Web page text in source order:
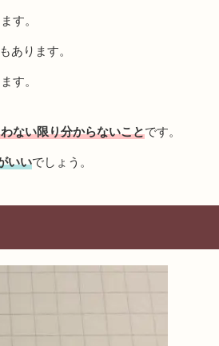
す。
ります。
す。
ない限り分からないことです。
いいでしょう。